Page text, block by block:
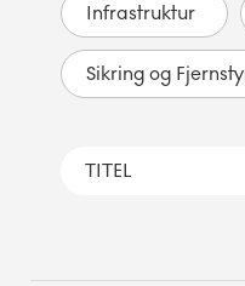
Infrastruktur
Sikring og